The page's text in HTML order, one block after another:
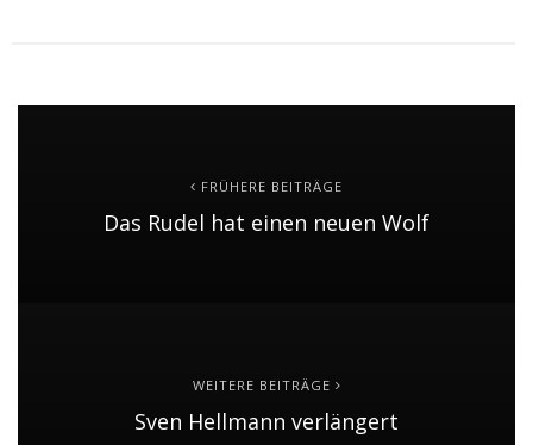
FRÜHERE BEITRÄGE
Das Rudel hat einen neuen Wolf
WEITERE BEITRÄGE
Sven Hellmann verlängert